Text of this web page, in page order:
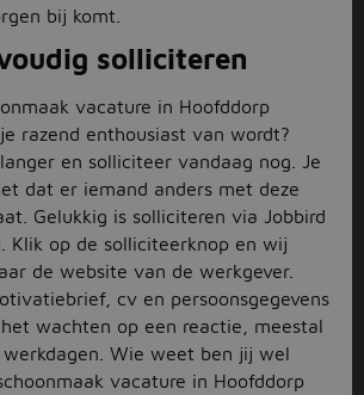
bij komt.
solliciteren
vacature in Hoofddorp
razend enthousiast van wordt?
en solliciteer vandaag nog. Je
dat er iemand anders met deze
Gelukkig is solliciteren via Jobbird
Klik op de solliciteerknop en wij
de website van de werkgever.
cv en persoonsgegevens
wachten op een reactie, meestal
Wie weet ben jij wel
vacature in Hoofddorp